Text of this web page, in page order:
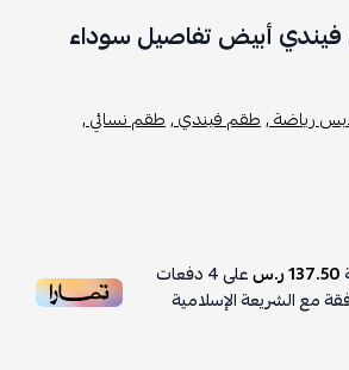
أبيض تفاصيل سوداء
رياضة ,طقم فيندي ,طقم نسائي ,
137.50 ر.س على4دفعات
مع الشريعة الإسلامية